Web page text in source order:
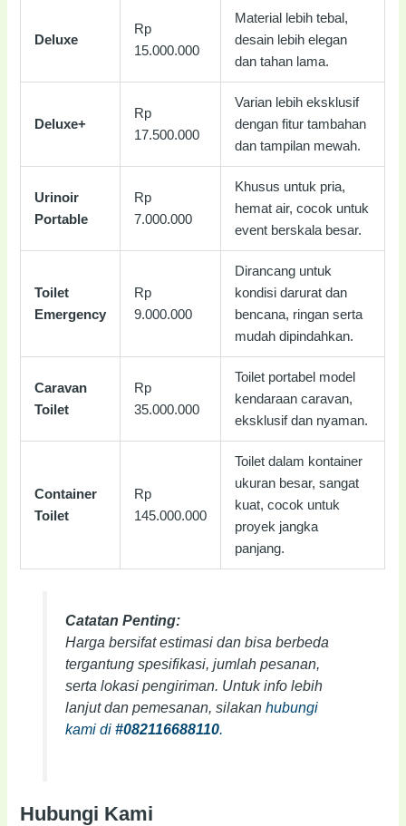
Deluxe
Rp
15.000.000
Material lebih tebal,
desain lebih elegan
dan tahan lama.
Deluxe+
Rp
17.500.000
Varian lebih eksklusif
dengan fitur tambahan
dan tampilan mewah.
Urinoir
Portable
Rp
7.000.000
Khusus untuk pria,
hemat air, cocok untuk
event berskala besar.
Toilet
Emergency
Rp
9.000.000
Dirancang untuk
kondisi darurat dan
bencana, ringan serta
mudah dipindahkan.
Caravan
Toilet
Rp
35.000.000
Toilet portabel model
kendaraan caravan,
eksklusif dan nyaman.
Container
Toilet
Rp
145.000.000
Toilet dalam kontainer
ukuran besar, sangat
kuat, cocok untuk
proyek jangka
panjang.
Catatan Penting:
Harga bersifat estimasi dan bisa berbeda
tergantung spesifikasi, jumlah pesanan,
serta lokasi pengiriman. Untuk info lebih
lanjut dan pemesanan, silakan hubungi
kami di #082116688110.
Hubungi Kami